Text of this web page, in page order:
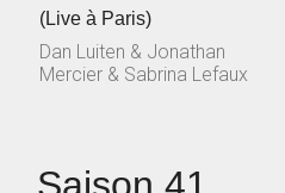
(Live à Paris)
Dan Luiten & Jonathan
Mercier & Sabrina Lefaux